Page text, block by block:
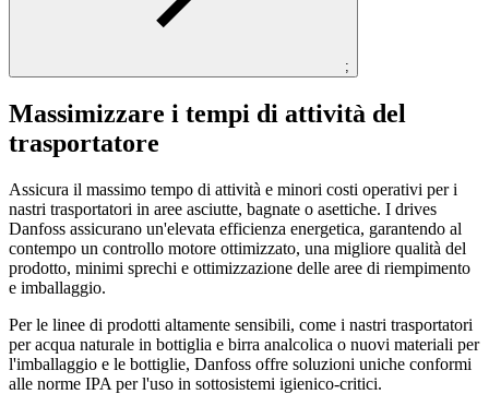
;
Massimizzare i tempi di attività del
trasportatore
Assicura il massimo tempo di attività e minori costi operativi per i
nastri trasportatori in aree asciutte, bagnate o asettiche. I drives
Danfoss assicurano un'elevata efficienza energetica, garantendo al
contempo un controllo motore ottimizzato, una migliore qualità del
prodotto, minimi sprechi e ottimizzazione delle aree di riempimento
e imballaggio.
Per le linee di prodotti altamente sensibili, come i nastri trasportatori
per acqua naturale in bottiglia e birra analcolica o nuovi materiali per
l'imballaggio e le bottiglie, Danfoss offre soluzioni uniche conformi
alle norme IPA per l'uso in sottosistemi igienico-critici.